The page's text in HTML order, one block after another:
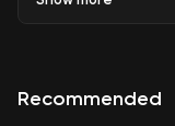
Geschichte von
Die Serie ist nicht
Recommended